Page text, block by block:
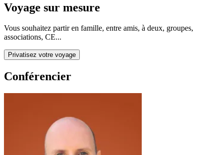
Voyage sur mesure
Vous souhaitez partir en famille, entre amis, à deux, groupes,
associations, CE...
Privatisez votre voyage
Conférencier